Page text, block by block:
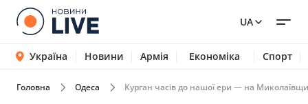
UA
Україна Новини Армія Економіка Спорт
Головна Одеса Курган часів до нашої ери — на